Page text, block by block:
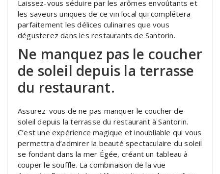
Laissez-vous séduire par les arômes envoûtants et
les saveurs uniques de ce vin local qui complétera
parfaitement les délices culinaires que vous
dégusterez dans les restaurants de Santorin.
Ne manquez pas le coucher
de soleil depuis la terrasse
du restaurant.
Assurez-vous de ne pas manquer le coucher de
soleil depuis la terrasse du restaurant à Santorin.
C’est une expérience magique et inoubliable qui vous
permettra d’admirer la beauté spectaculaire du soleil
se fondant dans la mer Égée, créant un tableau à
couper le souffle. La combinaison de la vue